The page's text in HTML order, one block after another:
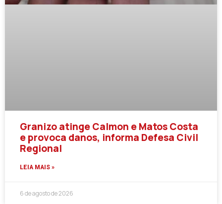
Granizo atinge Calmon e Matos Costa
e provoca danos, informa Defesa Civil
Regional
LEIA MAIS »
6 de agosto de 2026